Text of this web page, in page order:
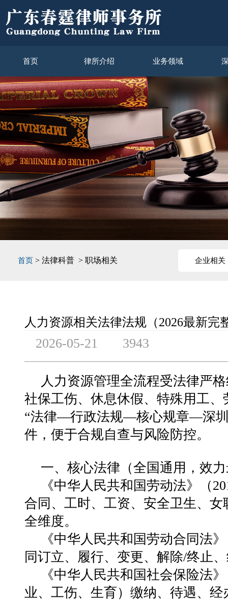
首页 律所介绍 业务领域
首页 > 法律科普 > 职场相关 企业相关
人力资源相关法律法规（2026最新完
2026-05-21 3943
人力资源管理全流程受法律严
社保工伤、休息休假、特殊用工
“法律—行政法规—核心规章—深圳
件，便于合规自查与风险防控。
一、核心法律（全国通用，效
《中华人民共和国劳动法》（
合同、工时、工资、安全卫生、
全维度。
《中华人民共和国劳动合同法
同订立、履行、变更、解除/终止
《中华人民共和国社会保险法
业、工伤、生育）缴纳、待遇、